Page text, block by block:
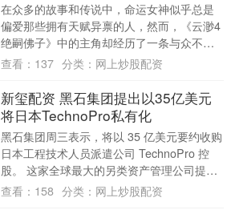
在众多的故事和传说中，命运女神似乎总是
偏爱那些拥有天赋异禀的人，然而，《云渺4
绝嗣佛子》中的主角却经历了一条与众不同
的道路。她面临的命运并不打算轻易放过
查看： 137 分类： 网上炒股配资
新玺配资 黑石集团提出以35亿美元
将日本TechnoPro私有化
黑石集团周三表示，将以 35 亿美元要约收购
日本工程技术人员派遣公司 TechnoPro 控
股。 这家全球最大的另类资产管理公司提出
的收购价为 5074 亿日元....
查看： 158 分类： 网上炒股配资